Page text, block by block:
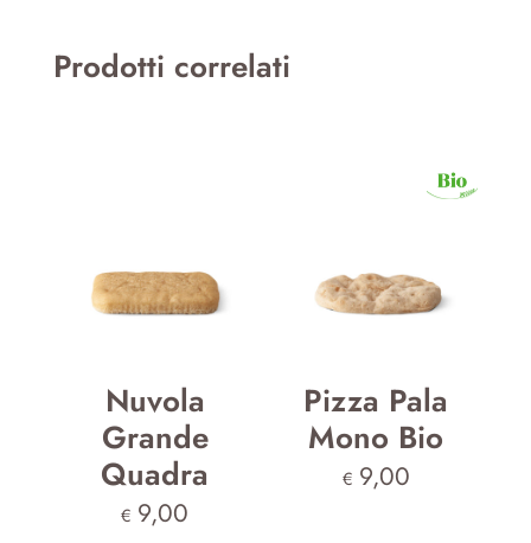
Prodotti correlati
Nuvola
Grande
Quadra
€ 9,00
Pizza Pala
Mono Bio
€ 9,00